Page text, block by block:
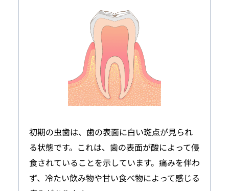
初期の虫歯は、歯の表面に白い斑点が見られ
る状態です。これは、歯の表面が酸によって侵
食されていることを示しています。痛みを伴わ
ず、冷たい飲み物や甘い食べ物によって感じる